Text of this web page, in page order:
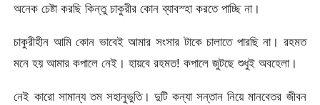
অনেক চেষ্টা করছি কিন্তু চাকুরীর কোন ব্যাবস্হা করতে পাচ্ছি না।
চাকুরীহীন আমি কোন ভাবেই আমার সংসার টাকে চালাতে পারছি না। রহমত
মনে হয় আমার কপালে নেই। হায়বে রহমত! কপালে জুটছে শুধুই অবহেলা।
নেই কারো সামান্য তম সহানুভুতি। দুটি কন্যা সন্তান নিয়ে মানবেতর জীবন